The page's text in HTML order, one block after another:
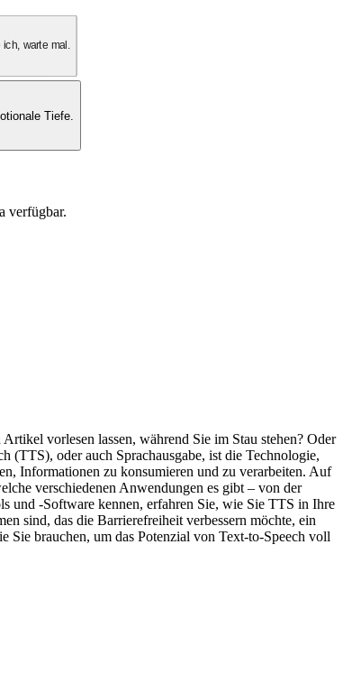
ich, warte mal.
Tiefe.
verfügbar.
vorlesen lassen, während Sie im Stau stehen? Oder
(TTS), oder auch Sprachausgabe, ist die Technologie,
Informationen zu konsumieren und zu verarbeiten. Auf
verschiedenen Anwendungen es gibt – von der
und -Software kennen, erfahren Sie, wie Sie TTS in Ihre
sind, das die Barrierefreiheit verbessern möchte, ein
brauchen, um das Potenzial von Text-to-Speech voll